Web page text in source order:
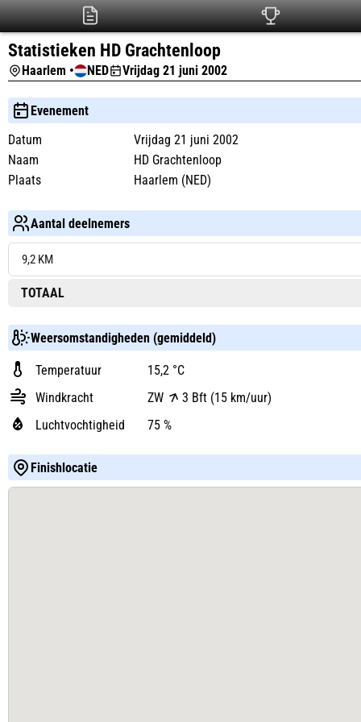
Statistieken HD Grachtenloop
Haarlem • NED Vrijdag 21 juni 2002
Evenement
Datum
Vrijdag 21 juni 2002
Naam
HD Grachtenloop
Plaats
Haarlem (NED)
Aantal deelnemers
9,2 KM
TOTAAL
Weersomstandigheden (gemiddeld)
Temperatuur
15,2 °C
Windkracht
ZW
3 Bft (15 km/uur)
Luchtvochtigheid
75 %
Finishlocatie